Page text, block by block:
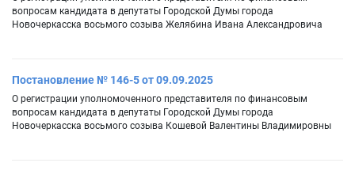
вопросам кандидата в депутаты Городской Думы города
Новочеркасска восьмого созыва Желябина Ивана Александровича
Постановление № 146-5 от 09.09.2025
О регистрации уполномоченного представителя по финансовым
вопросам кандидата в депутаты Городской Думы города
Новочеркасска восьмого созыва Кошевой Валентины Владимировны